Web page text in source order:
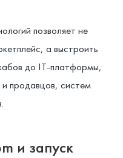
позволяет не
а выстроить
до IT-платформы,
продавцов, систем
и запуск